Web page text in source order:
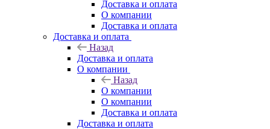
Доставка и оплата
О компании
Доставка и оплата
Доставка и оплата
Назад
Доставка и оплата
О компании
Назад
О компании
О компании
Доставка и оплата
Доставка и оплата